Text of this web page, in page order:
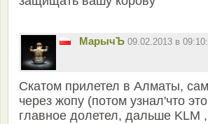
МарычЪ 09.02.2013 в
Скатом прилетел в Алматы,
через жопу (потом узнал'что
главное долетел, дальше KLM